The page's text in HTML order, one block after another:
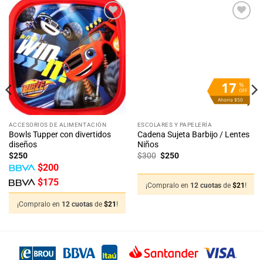
Añadir
a la
lista
de
deseos
ACCESORIOS DE ALIMENTACIÓN
Bowls Tupper con divertidos
diseños
$250
$200
$175
¡Compralo en 12 cuotas de $21 !
%
OFF
17
Ahorra $50
ESCOLARES Y PAPELERÍA
Cadena Sujeta Barbijo / Lentes
Niños
$300 El
$300.
$250El
$250.
¡Compralo en 12 cuotas de $21 !